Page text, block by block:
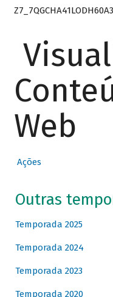
Web
Ações
Outras
Temporada 2025
Temporada 2024
Temporada 2023
Temporada 2020